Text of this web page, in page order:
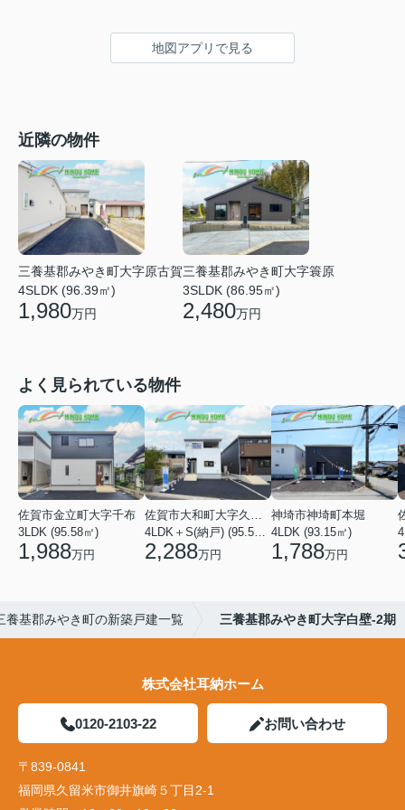
地図アプリで見る
近隣の物件
三養基郡みやき町大字原古賀
4SLDK (96.39㎡)
1,980万円
三養基郡みやき町大字簑原
3SLDK (86.95㎡)
2,480万円
よく見られている物件
佐賀市金立町大字千布
3LDK (95.58㎡)
1,988万円
佐賀市大和町大字久池井
4LDK＋S(納戸) (95.58㎡)
2,288万円
神埼市神埼町本堀
4LDK (93.15㎡)
1,788万円
養基郡みやき町の新築戸建一覧 三養基郡みやき町大字白壁-2期
株式会社耳納ホーム
0120-2103-22 お問い合わせ
〒839-0841
福岡県久留米市御井旗崎５丁目2-1